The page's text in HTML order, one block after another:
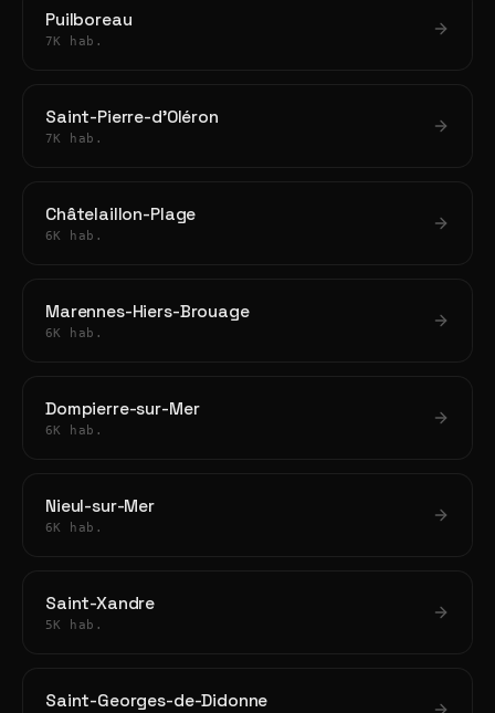
Puilboreau
7K hab.
Saint-Pierre-d'Oléron
7K hab.
Châtelaillon-Plage
6K hab.
Marennes-Hiers-Brouage
6K hab.
Dompierre-sur-Mer
6K hab.
Nieul-sur-Mer
6K hab.
Saint-Xandre
5K hab.
Saint-Georges-de-Didonne